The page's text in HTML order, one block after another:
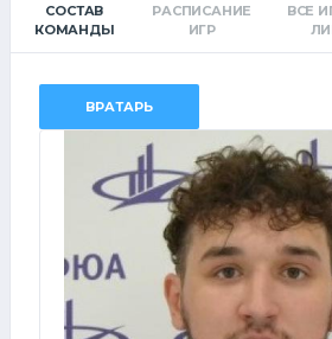
СОСТАВ
КОМАНДЫ
РАСПИСАНИЕ
ИГР
ВСЕ
ВРАТАРЬ